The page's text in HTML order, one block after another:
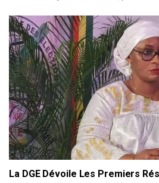
La DGE Dévoile Les Premiers